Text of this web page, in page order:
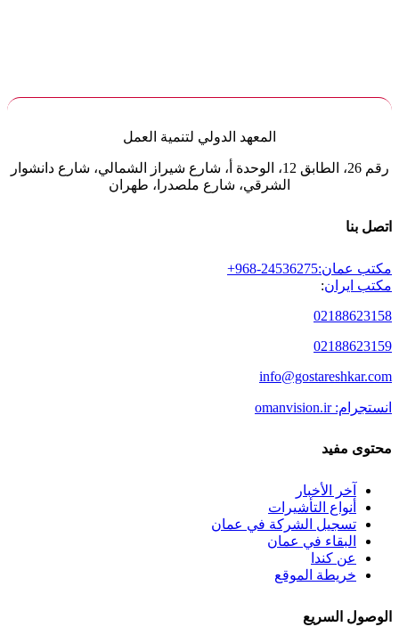
المعهد الدولي لتنمية العمل
رقم 26، الطابق 12، الوحدة أ، شارع شيراز الشمالي، شارع دانشوار
الشرقي، شارع ملصدرا، طهران
اتصل بنا
مكتب عمان:+968-24536275
مكتب ایران:
02188623158
02188623159
info@gostareshkar.com
انستجرام: omanvision.ir
محتوى مفيد
آخر الأخبار
أنواع التأشيرات
تسجيل الشركة في عمان
البقاء في عمان
عن كندا
خريطة الموقع
الوصول السريع